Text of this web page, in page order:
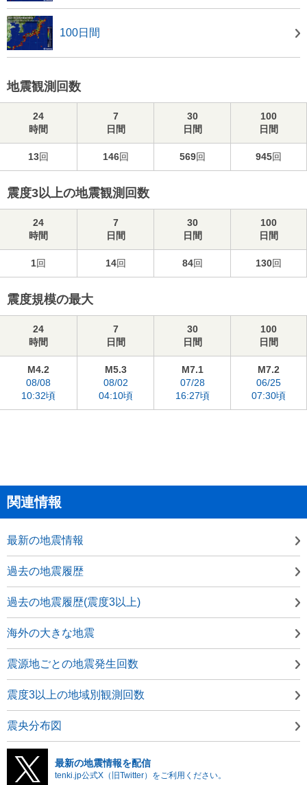
100日間
地震観測回数
24
時間
7
日間
30
日間
100
日間
13回 146回 569回 945回
震度3以上の地震観測回数
24
時間
7
日間
30
日間
100
日間
1回 14回 84回 130回
震度規模の最大
24
時間
7
日間
30
日間
100
日間
M4.2
08/08
10:32頃
M5.3
08/02
04:10頃
M7.1
07/28
16:27頃
M7.2
06/25
07:30頃
関連情報
最新の地震情報
過去の地震履歴
過去の地震履歴(震度3以上)
海外の大きな地震
震源地ごとの地震発生回数
震度3以上の地域別観測回数
震央分布図
最新の地震情報を配信
tenki.jp公式X（旧Twitter）をご利用ください。